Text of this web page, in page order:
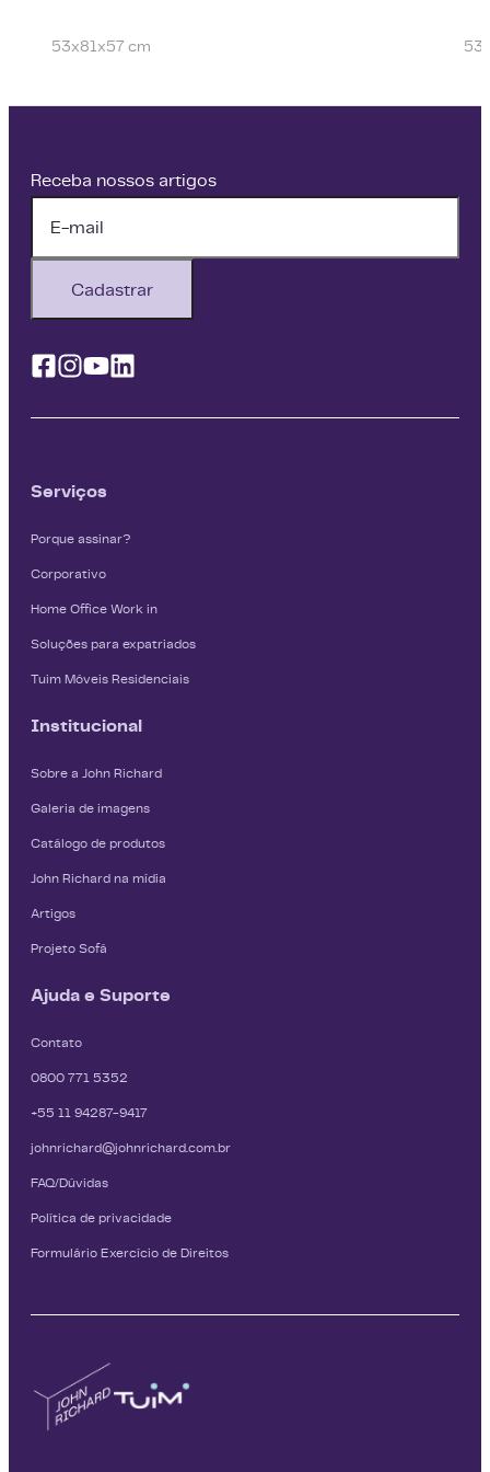
53x81x57 cm
Receba nossos artigos
Cadastrar
Facebook
Instagram
YoutubeLinkedin
Serviços
Porque assinar?
Corporativo
Home Office Work in
Soluções para expatriados
Tuim Móveis Residenciais
Institucional
Sobre a John Richard
Galeria de imagens
Catálogo de produtos
John Richard na mídia
Artigos
Projeto Sofá
Ajuda e Suporte
Contato
0800 771 5352
+55 11 94287-9417
johnrichard@johnrichard.com.br
FAQ/Dúvidas
Política de privacidade
Formulário Exercício de Direitos